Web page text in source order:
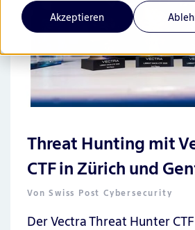
Akzeptieren
Threat Hunting mit
CTF in Zürich und
VonSwiss Post Cybersecurity
Der Vectra Threat Hunter